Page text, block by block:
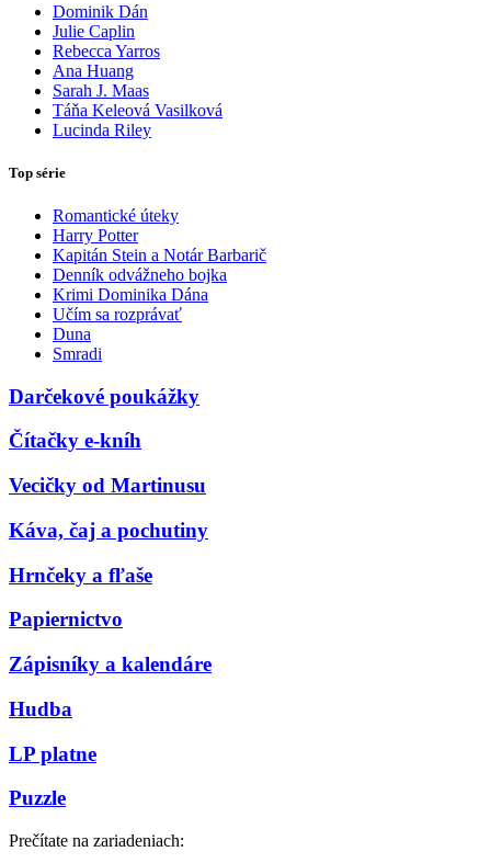
Dominik Dán
Julie Caplin
Rebecca Yarros
Ana Huang
Sarah J. Maas
Táňa Keleová Vasilková
Lucinda Riley
Top série
Romantické úteky
Harry Potter
Kapitán Stein a Notár Barbarič
Denník odvážneho bojka
Krimi Dominika Dána
Učím sa rozprávať
Duna
Smradi
Darčekové poukážky
Čítačky e-kníh
Vecičky od Martinusu
Káva, čaj a pochutiny
Hrnčeky a fľaše
Papiernictvo
Zápisníky a kalendáre
Hudba
LP platne
Puzzle
Prečítate na zariadeniach: